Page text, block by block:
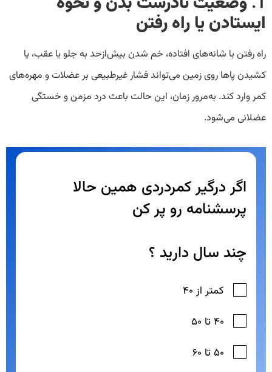
ایستادن یا راه رفتن
راه رفتن با شانه‌های افتاده، خم شدن بیش‌ازحد به جلو یا عقب، یا
کشیدن پاها روی زمین می‌تواند فشار غیرطبیعی بر عضلات و مهره‌های
کمر وارد کند. به‌مرور زمان، این حالت باعث درد مزمن و خستگی
عضلانی می‌شود.